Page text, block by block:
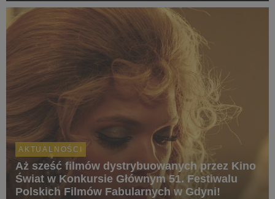
Festiwalu Filmowego w Toronto. W polskich k...
AKTUALNOŚCI
Aż sześć filmów dystrybuowanych przez Kino
Świat w Konkursie Głównym 51. Festiwalu
Polskich Filmów Fabularnych w Gdyni!